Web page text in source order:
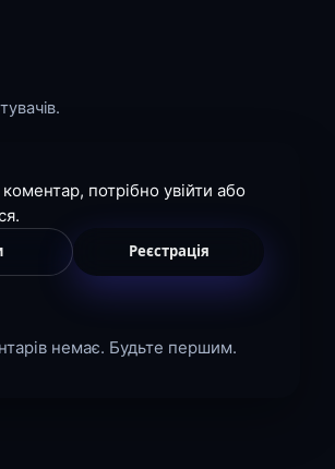
потрібно увійти або
Реєстрація
немає. Будьте першим.